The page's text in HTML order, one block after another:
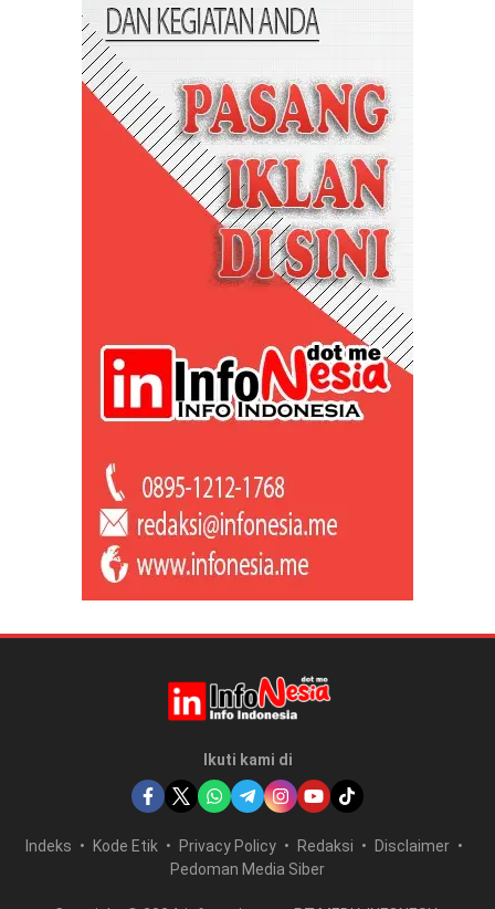
Ikuti kami di
Indeks Kode Etik Privacy Policy Redaksi
Disclaimer
Pedoman Media Siber